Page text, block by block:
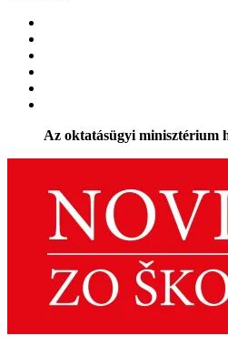
Az oktatásügyi minisztérium